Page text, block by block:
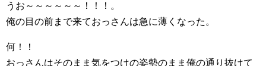
うお～～～～～～！！！。
俺の目の前まで来ておっさんは急に薄くなった。
何！！
おっさんはそのまま気をつけの姿勢のまま俺の通り抜けて